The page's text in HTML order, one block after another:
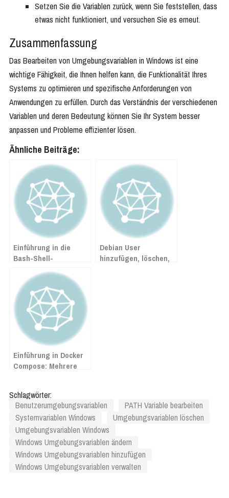
Setzen Sie die Variablen zurück, wenn Sie feststellen, dass
etwas nicht funktioniert, und versuchen Sie es erneut.
Zusammenfassung
Das Bearbeiten von Umgebungsvariablen in Windows ist eine
wichtige Fähigkeit, die Ihnen helfen kann, die Funktionalität Ihres
Systems zu optimieren und spezifische Anforderungen von
Anwendungen zu erfüllen. Durch das Verständnis der verschiedenen
Variablen und deren Bedeutung können Sie Ihr System besser
anpassen und Probleme effizienter lösen.
Ähnliche Beiträge:
Einführung in die
Bash-Shell-
Programmierung
unter Linux: Konzepte
und Praxisbeispiele
Debian User
hinzufügen, löschen,
Einführung in Docker
Compose: Mehrere
Schlagwörter:
Benutzerumgebungsvariablen
PATH Variable bearbeiten
Systemvariablen Windows
Umgebungsvariablen löschen
Umgebungsvariablen Windows
Windows Umgebungsvariablen ändern
Windows Umgebungsvariablen hinzufügen
Windows Umgebungsvariablen verwalten